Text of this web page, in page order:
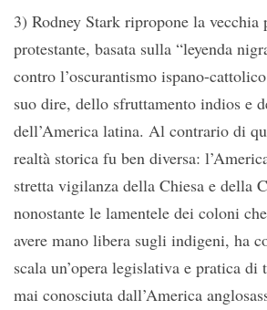
3) Rodney Stark ripropone la vecchia
protestante, basata sulla “leyenda
contro l’oscurantismo ispano-
suo dire, dello sfruttamento indios e
dell’America latina. Al contrario di
realtà storica fu ben diversa:
stretta vigilanza della Chiesa e della
nonostante le lamentele dei coloni
avere mano libera sugli indigeni, ha
scala un’opera legislativa e pratica
mai conosciuta dall’America